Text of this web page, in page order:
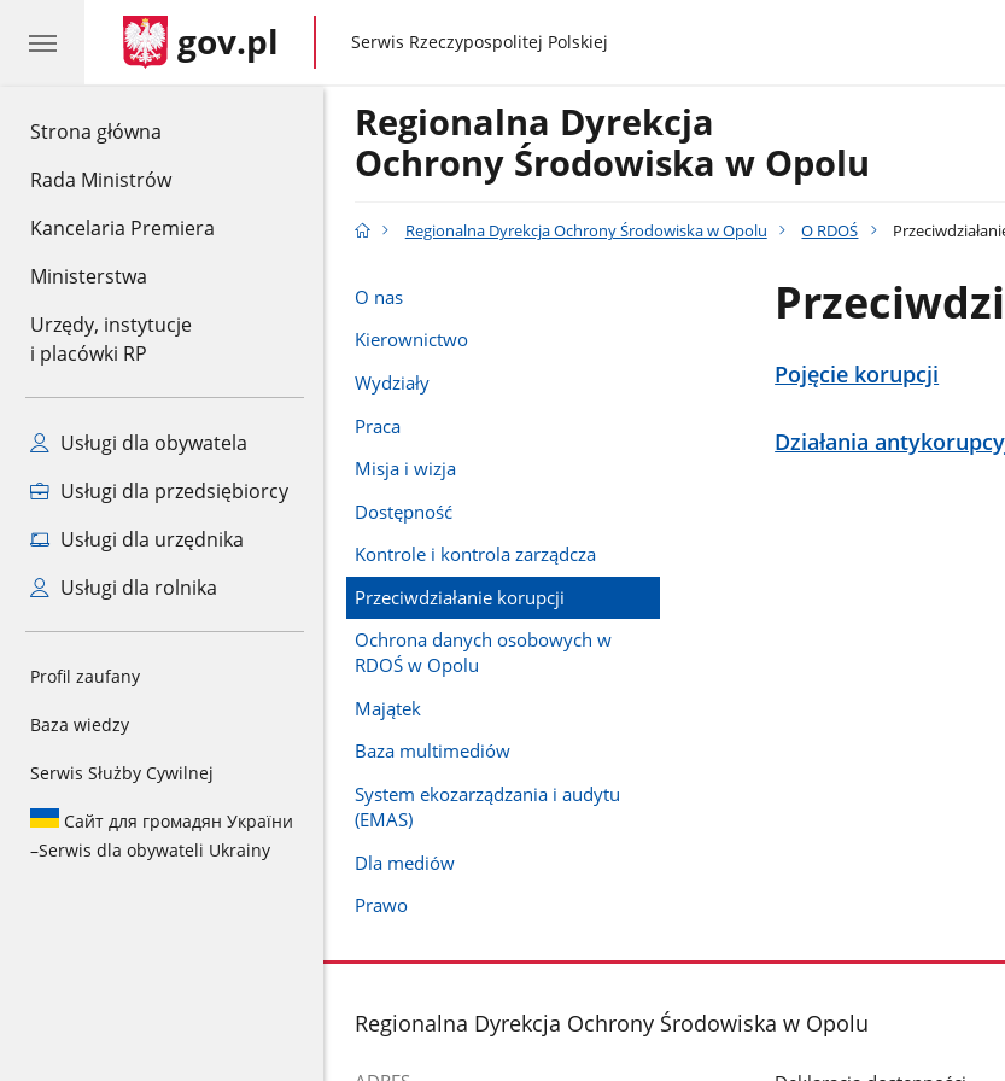
Strona główna
Rada Ministrów
Kancelaria Premiera
Ministerstwa
Urzędy, instytucje
i placówki RP
Usługi dla obywatela
Usługi dla przedsiębiorcy
Usługi dla urzędnika
Usługi dla rolnika
Profil zaufany
Baza wiedzy
Serwis Służby Cywilnej
Сайт для громадян України
–Serwis dla obywateli Ukrainy
gov.pl gov.pl
Serwis Rzeczypospolitej Polskiej
Regionalna Dyrekcja
Ochrony Środowiska w Opolu
Regionalna Dyrekcja Ochrony Środowiska w Opolu O RDOŚ
O nas
Kierownictwo
Wydziały
Praca
Misja i wizja
Dostępność
Kontrole i kontrola zarządcza
Przeciwdziałanie korupcji
Ochrona danych osobowych w
RDOŚ w Opolu
Majątek
Baza multimediów
System ekozarządzania i audytu
(EMAS)
Dla mediów
Prawo
Pojęcie korupcji
Działania
stopka
Regionalna Dyrekcja Ochrony Środowiska w Opolu